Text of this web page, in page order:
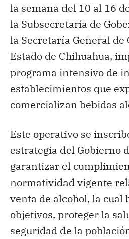
la semana del 10 al 16
la Subsecretaría de
la Secretaría General de
Estado de Chihuahua,
programa intensivo de
establecimientos que
comercializan bebidas
Este operativo se
estrategia del Gobierno
garantizar el
normatividad vigente
venta de alcohol, la cual
objetivos, proteger la
seguridad de la